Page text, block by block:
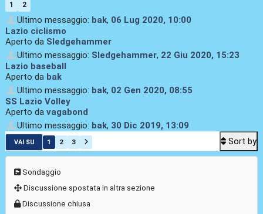
1 2
Ultimo messaggio: bak, 06 Lug 2020, 10:00
Lazio ciclismo
Aperto da Sledgehammer
Ultimo messaggio: Sledgehammer, 22 Giu 2020, 15:23
Lazio baseball
Aperto da bak
Ultimo messaggio: bak, 02 Gen 2020, 08:55
SS Lazio Volley
Aperto da vagabond
Ultimo messaggio: bak, 30 Dic 2019, 13:09
VAI SU 1 2 3 Sort by
Sondaggio
Discussione spostata in altra sezione
Discussione chiusa